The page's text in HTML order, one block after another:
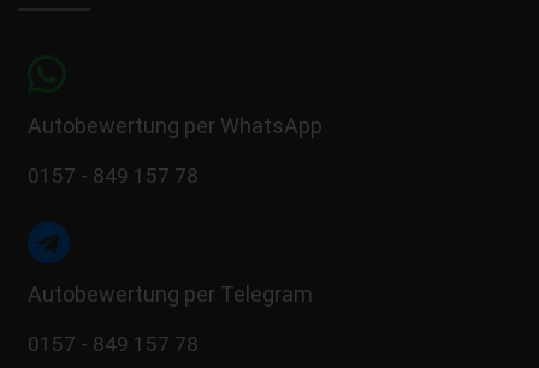
Autobewertung per WhatsApp
0157 - 849 157 78
Autobewertung per Telegram
0157 - 849 157 78